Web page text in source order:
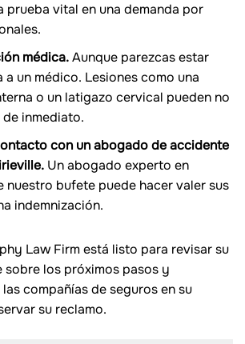
prueba vital en una demanda por
médica.Aunque parezcas estar
a un médico. Lesiones como una
o un latigazo cervical pueden no
inmediato.
con un abogado de accidente
Un abogado experto en
nuestro bufete puede hacer valer sus
indemnización.
Law Firm está listo para revisar su
sobre los próximos pasos y
compañías de seguros en su
su reclamo.